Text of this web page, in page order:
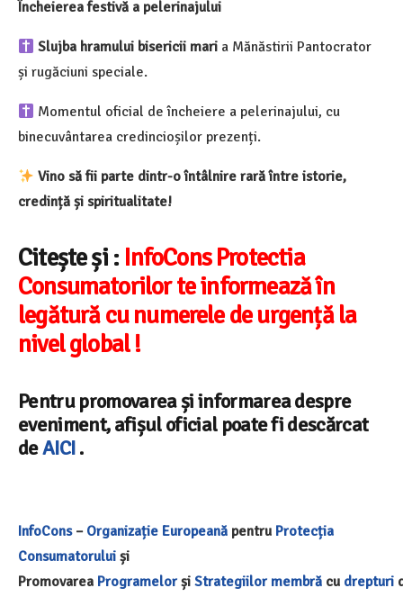
Încheierea festivă a pelerinajului
Slujba hramului bisericii mari a Mănăstirii Pantocrator
și rugăciuni speciale.
Momentul oficial de încheiere a pelerinajului, cu
binecuvântarea credincioșilor prezenți.
Vino să fii parte dintr-o întâlnire rară între istorie,
credință și spiritualitate!
Citește și : InfoCons Protectia
Consumatorilor te informează în
legătură cu numerele de urgență la
nivel global !
Pentru promovarea și informarea despre
eveniment, afișul oficial poate fi descărcat
deAICI.
InfoCons– Organizație Europeană pentru Protecția
Consumatorului și
Promovarea Programelor și Strategiilor membră cu drepturi